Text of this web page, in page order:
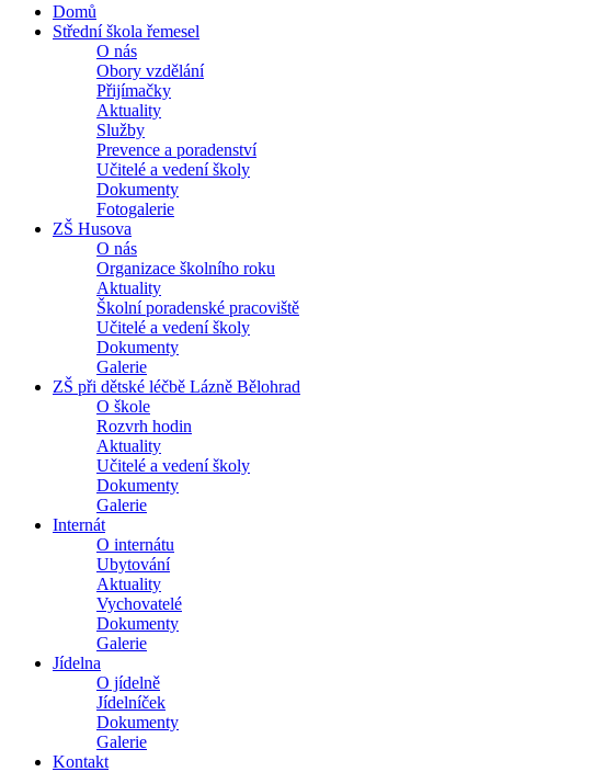
Domů
Střední škola řemesel
O nás
Obory vzdělání
Přijímačky
Aktuality
Služby
Prevence a poradenství
Učitelé a vedení školy
Dokumenty
Fotogalerie
ZŠ Husova
O nás
Organizace školního roku
Aktuality
Školní poradenské pracoviště
Učitelé a vedení školy
Dokumenty
Galerie
ZŠ při dětské léčbě Lázně Bělohrad
O škole
Rozvrh hodin
Aktuality
Učitelé a vedení školy
Dokumenty
Galerie
Internát
O internátu
Ubytování
Aktuality
Vychovatelé
Dokumenty
Galerie
Jídelna
O jídelně
Jídelníček
Dokumenty
Galerie
Kontakt